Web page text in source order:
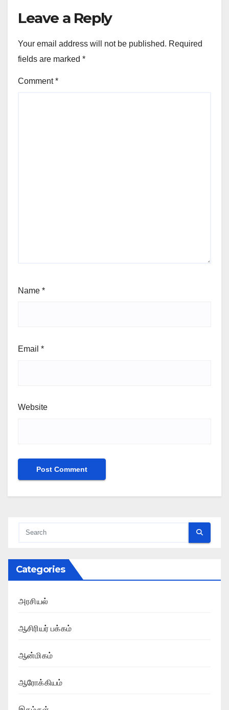
Leave a Reply
Your email address will not be published. Required
fields are marked *
Comment*
Name *
Email *
Website
Categories
அரசியல்
ஆசிரியர் பக்கம்
ஆன்மிகம்
ஆரோக்கியம்